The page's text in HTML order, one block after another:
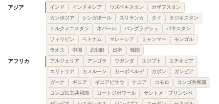
アジア インド インドネシア ウズベキスタン
カザフスタン
カンボジア
シンガポール スリランカ タイ
タジキスタン
トルクメニスタン
ネパール バングラデシュ
パキスタン
フィリピン
ベトナム マレーシア ミャンマー
モンゴル
ラオス
中国 北朝鮮 日本 韓国
アフリカ アルジェリア アンゴラ ウガンダ エジプト
エチオピア
エリトリア
カメルーン カーボベルデ ガボン
ガンビア
ガーナ
ギニア ギニアビサウ ケニア コモロ
コンゴ共和国
コンゴ民主共和国
コートジボワール
サントメ・プリンシペ